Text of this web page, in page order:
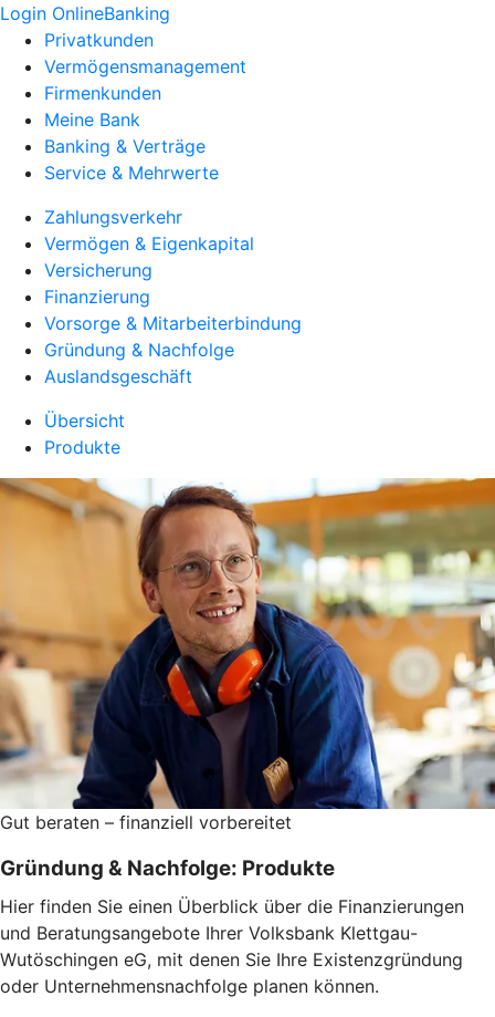
Login OnlineBanking
Privatkunden
Vermögensmanagement
Firmenkunden
Meine Bank
Banking & Verträge
Service & Mehrwerte
Zahlungsverkehr
Vermögen & Eigenkapital
Versicherung
Finanzierung
Vorsorge & Mitarbeiterbindung
Gründung & Nachfolge
Auslandsgeschäft
Übersicht
Produkte
Gut beraten – finanziell vorbereitet
Gründung & Nachfolge: Produkte
Hier finden Sie einen Überblick über die Finanzierungen
und Beratungsangebote Ihrer Volksbank Klettgau-
Wutöschingen eG, mit denen Sie Ihre Existenzgründung
oder Unternehmensnachfolge planen können.